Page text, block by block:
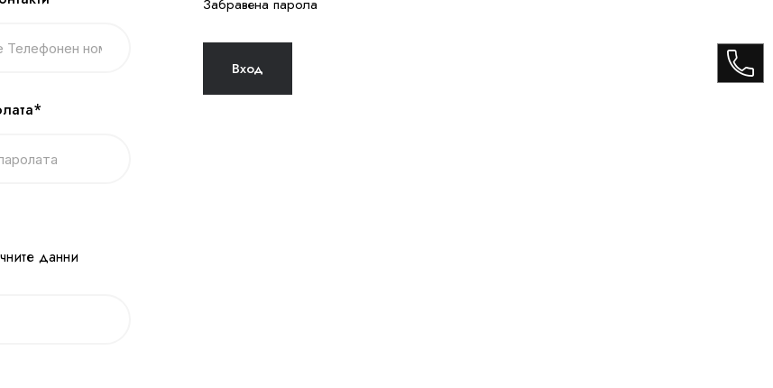
данни
Забравена парола